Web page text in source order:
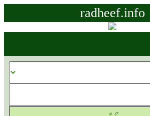
radheef.info